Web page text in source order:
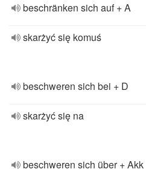
beschränken sich auf + A
skarżyć się komuś
beschweren sich bei + D
skarżyć się na
beschweren sich über + Akk